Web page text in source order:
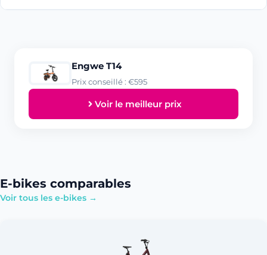
Engwe T14
Prix conseillé : €595
Voir le meilleur prix
E-bikes comparables
Voir tous les e-bikes →